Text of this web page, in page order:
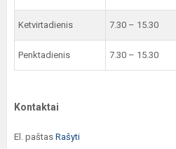
Ketvirtadienis 7.30 – 15.30
Penktadienis 7.30 – 15.30
Kontaktai
El. paštas Rašyti